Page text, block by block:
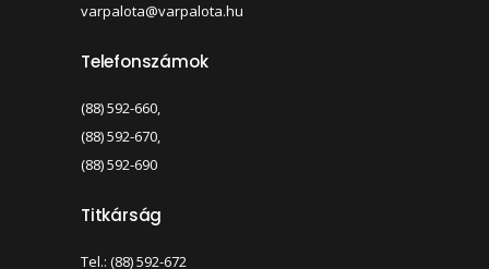
varpalota@varpalota.hu
Telefonszámok
(88) 592-660,
(88) 592-670,
(88) 592-690
Titkárság
Tel.: (88) 592-672